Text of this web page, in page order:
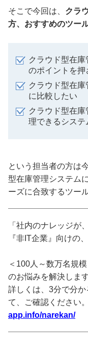
そこで今回は、 クラ
方、おすすめのツー
クラウド型在
のポイントを押
クラウド型在
に比較したい
クラウド型在
理できるシステ
という担当者の方は
型在庫管理システム
ーズに合致するツー
「社内のナレッジが
『非IT企業』向けの
＜100人～数万名規
のお悩みを解決します
詳しくは、3分で分
て、ご確認ください。
app.info/narekan/